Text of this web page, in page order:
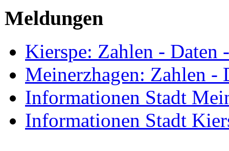
Meldungen
Kierspe: Zahlen - Daten
Meinerzhagen: Zahlen -
Informationen Stadt
Informationen Stadt